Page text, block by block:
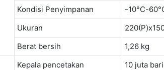
Kondisi Penyimpanan
-10°C-
Ukuran
Berat bersih
1,26 kg
Kepala pencetakan
10 juta